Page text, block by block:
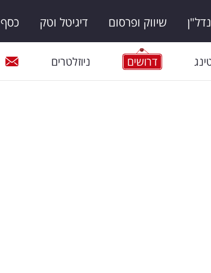
נדל"ן שיווק ופרסום דיגיטל וטק
דרושים ניוזלטרים